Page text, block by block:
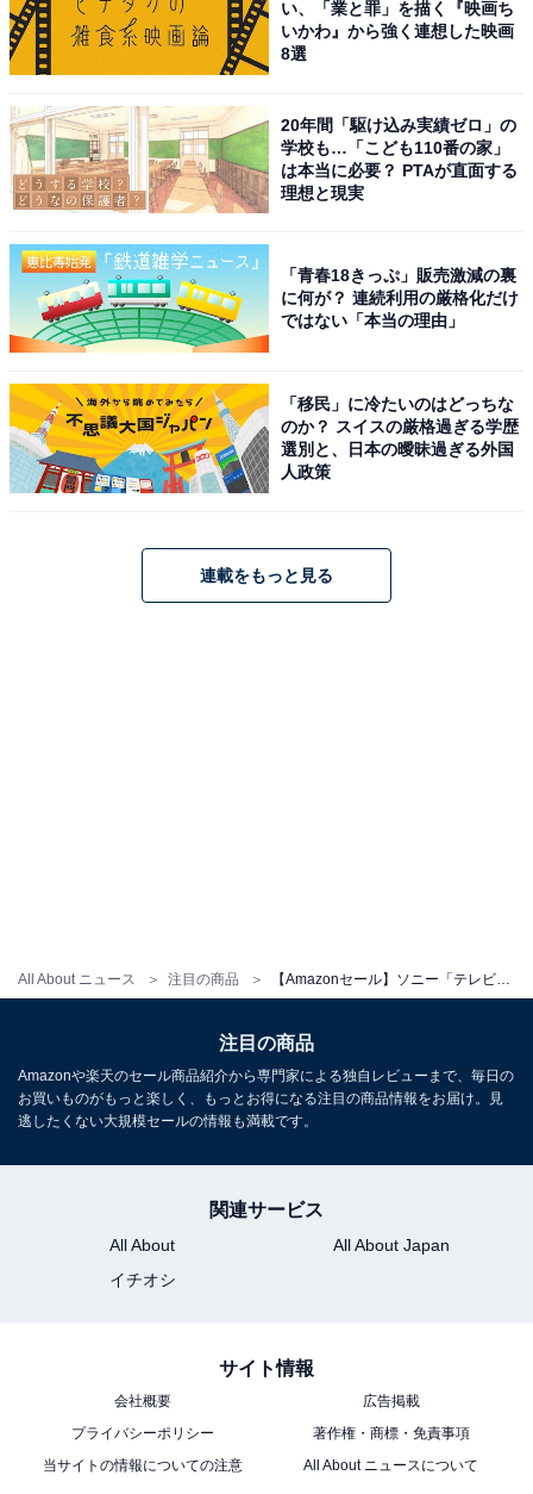
All About ニュース 注目の商品
高いモデルだと思います。人の声が聞き取りやす
く、音質も内蔵スピーカーとしては十分綺麗です
大画面でネット動画や映画を心ゆくまで堪能したい人
や、リビングのテレビをスマートテレビに買い替えて家
族でのエンタメ時間を充実させたい人には、間違いなく
おすすめの一台です。
あわせて読みたい
【Amazonお買い得情報】Anker「オープン
イヤーヘッドホン」が特別価格で登場中【5
月16日】
ソニー(SONY) WF-1000XM6 ブラック ワイヤレスイヤホ
ン Bluetooth ハイレゾ 世界最高クラスノイズキャンセリ
Amazonで見る
い、「業と罪」を描く『映画ち
いかわ』から強く連想した映画
8選
20年間「駆け込み実績ゼロ」の
学校も…「こども110番の家」
は本当に必要？ PTAが直面する
理想と現実
「青春18きっぷ」販売激減の裏
に何が？ 連続利用の厳格化だけ
ではない「本当の理由」
「移民」に冷たいのはどっちな
のか？ スイスの厳格過ぎる学歴
選別と、日本の曖昧過ぎる外国
人政策
連載をもっと見る
注目の商品
Amazonや楽天のセール商品紹介から専門家による独自レビューまで、毎日の
お買いものがもっと楽しく、もっとお得になる注目の商品情報をお届け。見
逃したくない大規模セールの情報も満載です。
関連サービス
All About
All About Japan
イチオシ
サイト情報
会社概要
広告掲載
プライバシーポリシー
著作権・商標・免責事項
当サイトの情報についての注意
All About ニュースについて